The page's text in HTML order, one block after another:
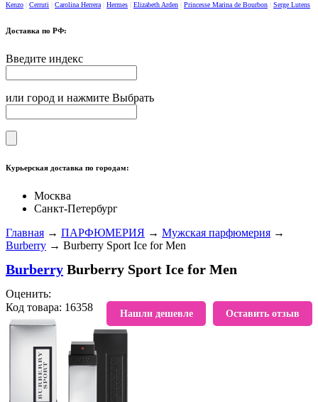
Kenzo Cerruti Carolina Herrera Hermes Elizabeth Arden Princesse Marina de Bourbon Serge Lutens
Доставка по РФ:
Введите индекс
или город и нажмите Выбрать
Курьерская доставка по городам:
Москва
Санкт-Петербург
Главная → ПАРФЮМЕРИЯ → Мужская парфюмерия →
Burberry → Burberry Sport Ice for Men
Burberry Burberry Sport Ice for Men
Оставить отзыв
Нашли дешевле
Оценить:
Код товара: 16358
В избранное